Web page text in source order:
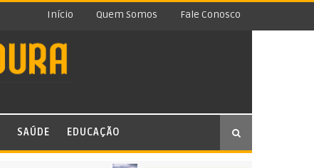
Início Quem Somos Fale Conosco
SAÚDE EDUCAÇÃO